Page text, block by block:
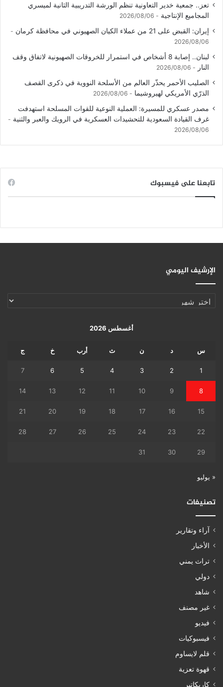
تعز.. جمعية خدير التعاونية تنظم الورشة التدريبية الثانية لميسري
المجاميع الإنتاجية
2026/08/06
إيران: القبض على 21 من عملاء الكيان الصهيوني في محافظة كرمان
2026/08/06
لبنان.. إصابة 8 أشخاص في استمرار للخروقات الصهيونية لاتفاق وقف
النار
2026/08/06
الصليب الأحمر يحذّر العالم من الأسلحة النووية في ذكرى القصف
الذرّي الأمريكي لهيروشيما
2026/08/06
مصدر عسكري للمسيرة: العملية النوعية للقوات المسلحة استهدفت
غرف القيادة السعودية للتحشيدات العسكرية في الرويك والعبر والثنية
2026/08/06
تابعنا على فيسبوك
الإرشيف اليومي
الإرشيف
أغسطس 2026
س د ن ث أرب خ ج
1
2
3
4
5
6
7
8
9
10
11
12
13
14
15
16
17
18
19
20
21
22
23
24
25
26
27
28
29
30
31
« يوليو
تصنيفات
آراء وتقارير
الأخبار
تراث يمني
دولي
شاهد
غير مصنف
فيديو
فيسبوكيات
قلم لايساوم
قهوة تعزية
كاريكاتير